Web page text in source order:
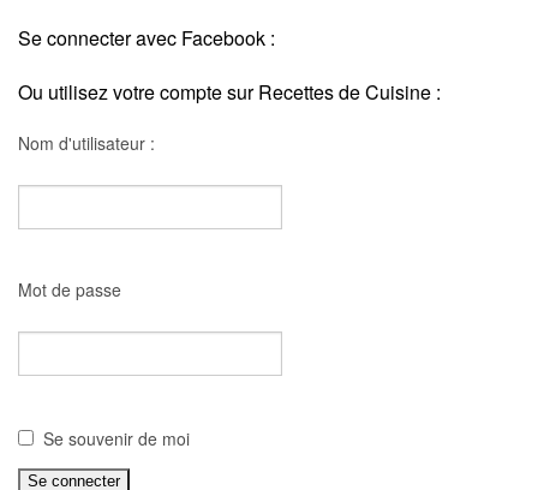
Se connecter avec Facebook :
Ou utilisez votre compte sur Recettes de Cuisine :
Nom d'utilisateur :
Mot de passe
Se souvenir de moi